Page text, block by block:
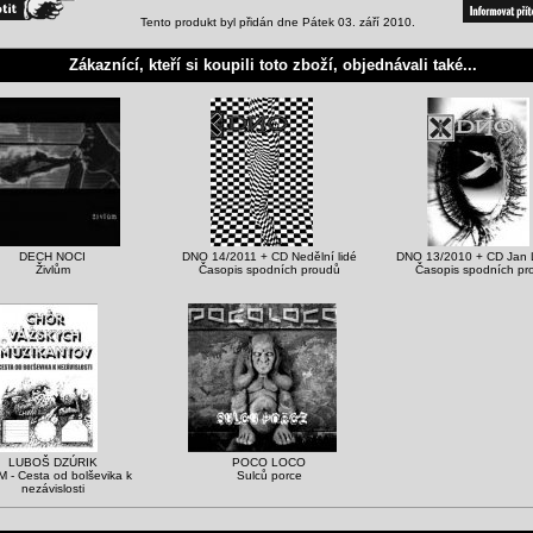
Tento produkt byl přidán dne Pátek 03. září 2010.
Zákaznící, kteří si koupili toto zboží, objednávali také...
DECH NOCI
Živlům
DNO 14/2011 + CD Nedělní lidé
Časopis spodních proudů
DNO 13/2010 + CD Jan
Časopis spodních
LUBOŠ DZÚRIK
- Cesta od bolševika k
nezávislosti
POCO LOCO
Sulců porce